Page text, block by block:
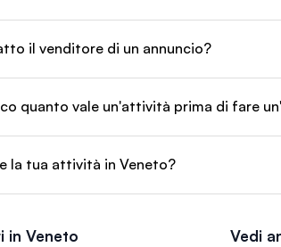
il venditore di un annuncio?
quanto vale un'attività prima di fare
la tua attività in Veneto?
in Veneto Vedi